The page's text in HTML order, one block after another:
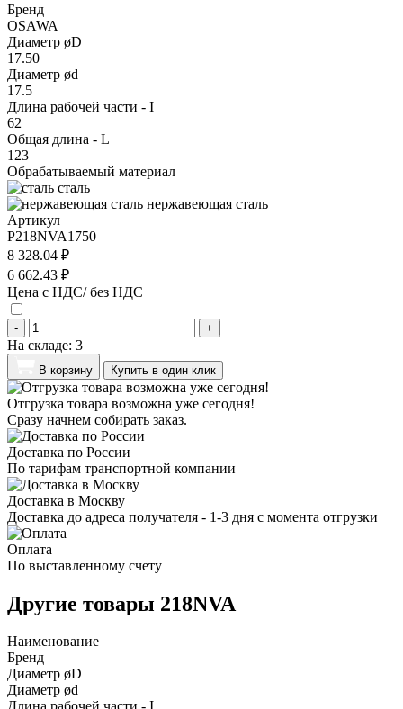
Бренд
OSAWA
Диаметр øD
17.50
Диаметр ød
17.5
Длина рабочей части - I
62
Общая длина - L
123
Обрабатываемый материал
сталь
нержавеющая сталь
Артикул
P218NVA1750
8 328.04 ₽
6 662.43 ₽
Цена с НДС/ без НДС
- +
На складе: 3
В корзину Купить в один клик
Отгрузка товара возможна уже сегодня!
Сразу начнем собирать заказ.
Доставка по России
По тарифам транспортной компании
Доставка в Москву
Доставка до адреса получателя - 1-3 дня с момента отгрузки
Оплата
По выставленному счету
Другие товары 218NVA
Наименование
Бренд
Диаметр øD
Диаметр ød